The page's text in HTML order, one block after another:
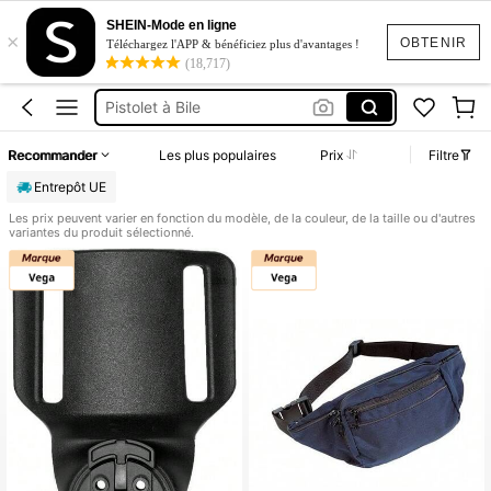
OBTENIR
×
SHEIN-Mode en ligne
Téléchargez l'APP & bénéficiez plus d'avantages !
(18,717)
Ghillie
Casque Tactique
Militaire
Pistolet à Bile
Casque Tactique
Recommander Les plus populaires Prix
Filtre
Entrepôt UE
Les prix peuvent varier en fonction du modèle, de la couleur, de la taille ou d'autres
variantes du produit sélectionné.